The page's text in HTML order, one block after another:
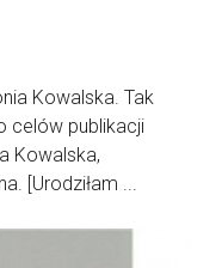
Kowalska. Tak
celów publikacji
Kowalska,
[Urodziłam ...